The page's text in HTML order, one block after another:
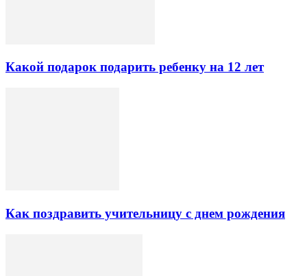
Какой подарок подарить ребенку на 12 лет
Как поздравить учительницу с днем рождения